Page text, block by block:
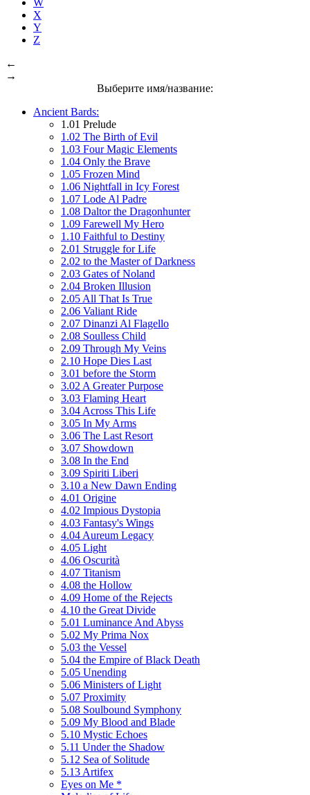
X
Y
Z
←
→
Выберите имя/название:
Ancient Bards:
1.01 Prelude
1.02 The Birth of Evil
1.03 Four Magic Elements
1.04 Only the Brave
1.05 Frozen Mind
1.06 Nightfall in Icy Forest
1.07 Lode Al Padre
1.08 Daltor the Dragonhunter
1.09 Farewell My Hero
1.10 Faithful to Destiny
2.01 Struggle for Life
2.02 to the Master of Darkness
2.03 Gates of Noland
2.04 Broken Illusion
2.05 All That Is True
2.06 Valiant Ride
2.07 Dinanzi Al Flagello
2.08 Soulless Child
2.09 Through My Veins
2.10 Hope Dies Last
3.01 before the Storm
3.02 A Greater Purpose
3.03 Flaming Heart
3.04 Across This Life
3.05 In My Arms
3.06 The Last Resort
3.07 Showdown
3.08 In the End
3.09 Spiriti Liberi
3.10 a New Dawn Ending
4.01 Origine
4.02 Impious Dystopia
4.03 Fantasy's Wings
4.04 Aureum Legacy
4.05 Light
4.06 Oscurità
4.07 Titanism
4.08 the Hollow
4.09 Home of the Rejects
4.10 the Great Divide
5.01 Luminance And Abyss
5.02 My Prima Nox
5.03 the Vessel
5.04 the Empire of Black Death
5.05 Unending
5.06 Ministers of Light
5.07 Proximity
5.08 Soulbound Symphony
5.09 My Blood and Blade
5.10 Mystic Echoes
5.11 Under the Shadow
5.12 Sea of Solitude
5.13 Artifex
Eyes on Me *